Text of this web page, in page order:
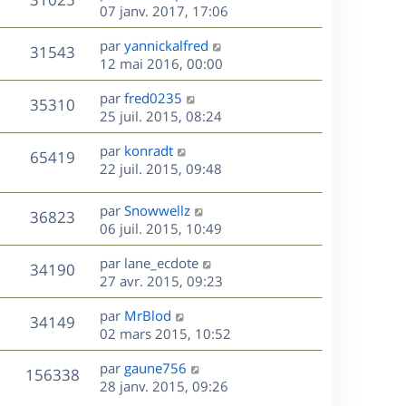
e
s
a
g
e
m
e
s
s
a
g
e
i
e
r
m
e
s
s
a
g
e
u
e
s
e
r
n
i
e
r
m
e
s
s
a
g
e
07 janv. 2017, 17:06
31543V
u
s
D
e
r
n
i
e
r
m
e
s
s
a
g
e
par yannickalfred
12 mai 2016, 00:00
35310V
u
D
e
r
n
i
r
m
e
s
s
a
g
e
par fred0235
25 juil. 2015, 08:24
65419V
u
e
D
e
i
e
r
m
e
s
s
a
g
e
par konradt
22 juil. 2015, 09:48
36823V
u
s
D
e
r
n
i
e
r
m
e
s
s
par Snowwellz
06 juil. 2015, 10:49
34190V
u
s
D
e
r
n
i
e
r
m
par lane_ecdote
27 avr. 2015, 09:23
34149V
u
e
D
e
r
n
i
par MrBlod
02 mars 2015, 10:52
156338V
D
e
par gaune756
28 janv. 2015, 09:26